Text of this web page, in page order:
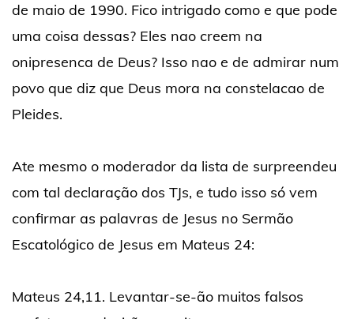
de maio de 1990. Fico intrigado como e que pode
uma coisa dessas? Eles nao creem na
onipresenca de Deus? Isso nao e de admirar num
povo que diz que Deus mora na constelacao de
Pleides.
Ate mesmo o moderador da lista de surpreendeu
com tal declaração dos TJs, e tudo isso só vem
confirmar as palavras de Jesus no Sermão
Escatológico de Jesus em Mateus 24:
Mateus 24,11. Levantar-se-ão muitos falsos